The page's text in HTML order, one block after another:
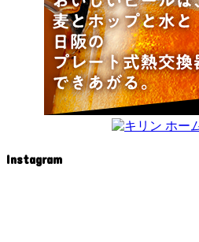
Instagram